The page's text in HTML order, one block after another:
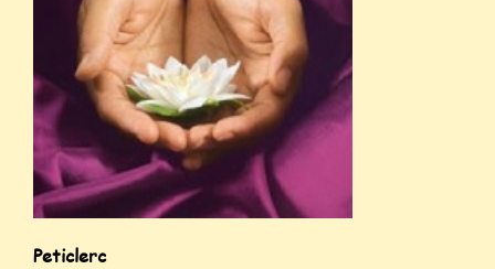
Peticlerc